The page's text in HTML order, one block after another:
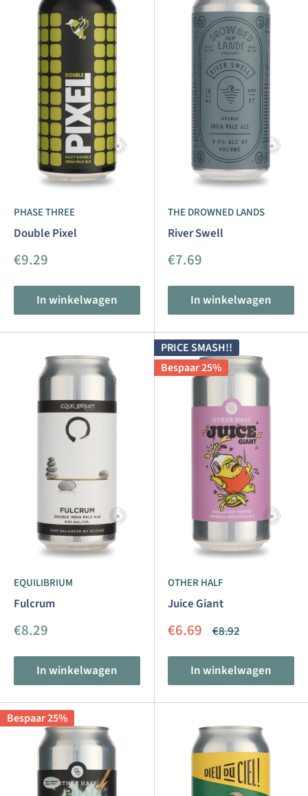
PHASE THREE
Double Pixel
Aanbiedingsprijs
€9.29
In winkelwagen
THE DROWNED LANDS
River Swell
Aanbiedingsprijs
€7.69
In winkelwagen
EQUILIBRIUM
Fulcrum
Aanbiedingsprijs
€8.29
In winkelwagen
PRICE SMASH!!
Bespaar 25%
OTHER HALF
Juice Giant
Aanbiedingsprijs
€6.69 Normale
€8.92
In winkelwagen
Bespaar 25%